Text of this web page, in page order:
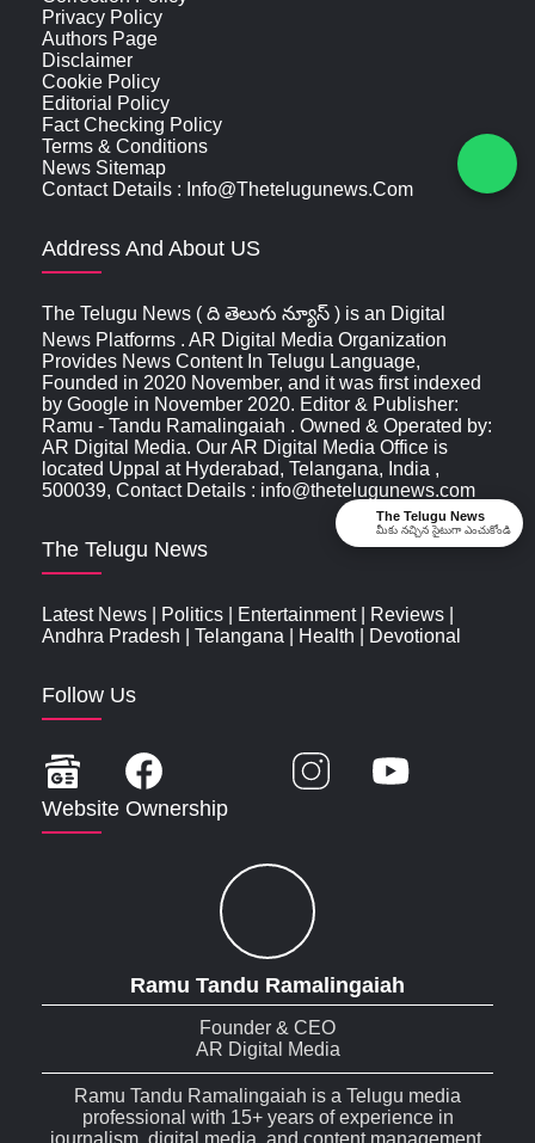
Privacy Policy
Authors Page
Disclaimer
Cookie Policy
Editorial Policy
Fact Checking Policy
Terms & Conditions
News Sitemap
Contact Details : Info@thetelugunews.com
Address And About US
The Telugu News ( ది తెలుగు న్యూస్‌ ) is an Digital
News Platforms . AR Digital Media Organization
Provides News Content In Telugu Language,
Founded in 2020 November, and it was first indexed
by Google in November 2020. Editor & Publisher:
Ramu - Tandu Ramalingaiah . Owned & Operated by:
AR Digital Media. Our AR Digital Media Office is
located Uppal at Hyderabad, Telangana, India ,
500039, Contact Details : info@thetelugunews.com
The Telugu News
Latest News Politics Entertainment| Reviews
Andhra Pradesh
Telangana Health Devotional
Follow Us
Website Ownership
Ramu Tandu Ramalingaiah
Founder & CEO
AR Digital Media
Ramu Tandu Ramalingaiah is a Telugu media
professional with 15+ years of experience in
The Telugu News
మీకు నచ్చిన సైటుగా ఎంచుకోండి